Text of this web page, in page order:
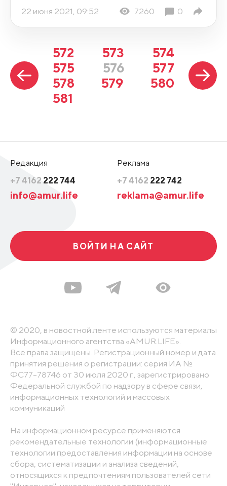
22 июня 2021, 09:52 7260 0
572 573
574
575
576
577
578
579
580
581
Редакция
+7 4162 222 744
info@amur.life
Реклама
+7 4162 222 742
reklama@amur.life
ВОЙТИ НА САЙТ
© 2020, в новостной ленте используются материалы
Информационного агентства «AMUR.LIFE».
Все права защищены. Регистрационный номер и дата
принятия решения о регистрации: серия ИА №
ФС77-78746 от 30 июля 2020 г., зарегистрировано
Федеральной службой по надзору в сфере связи,
информационных технологий и массовых
коммуникаций
На информационном ресурсе применяются
рекомендательные технологии (информационные
технологии предоставления информации на основе
сбора, систематизации и анализа сведений,
относящихся к предпочтениям пользователей сети